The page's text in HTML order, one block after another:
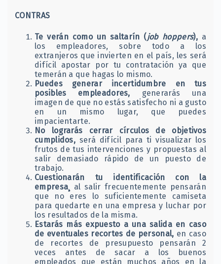
CONTRAS
Te verán como un saltarín (job hoppers), a
los empleadores, sobre todo a los
extranjeros que invierten en el país, les será
difícil apostar por tu contratación ya que
temerán a que hagas lo mismo.
Puedes generar incertidumbre en tus
posibles empleadores, generarás una
imagen de que no estás satisfecho ni a gusto
en un mismo lugar, que puedes
impacientarte.
No lograrás cerrar círculos de objetivos
cumplidos, será difícil para ti visualizar los
frutos de tus intervenciones y propuestas al
salir demasiado rápido de un puesto de
trabajo.
Cuestionarán tu identificación con la
empresa¸ al salir frecuentemente pensarán
que no eres lo suficientemente camiseta
para quedarte en una empresa y luchar por
los resultados de la misma.
Estarás más expuesto a una salida en caso
de eventuales recortes de personal, en caso
de recortes de presupuesto pensarán 2
veces antes de sacar a los buenos
empleados que están muchos años en la